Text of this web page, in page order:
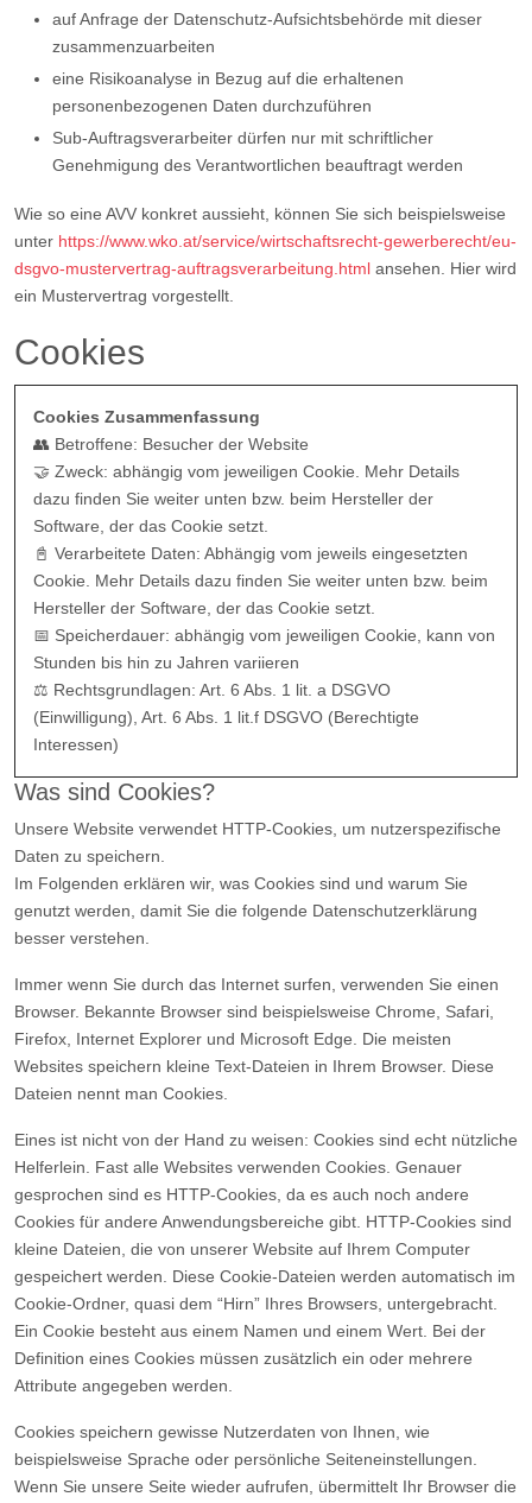
auf Anfrage der Datenschutz-Aufsichtsbehörde mit dieser
zusammenzuarbeiten
eine Risikoanalyse in Bezug auf die erhaltenen
personenbezogenen Daten durchzuführen
Sub-Auftragsverarbeiter dürfen nur mit schriftlicher
Genehmigung des Verantwortlichen beauftragt werden
Wie so eine AVV konkret aussieht, können Sie sich beispielsweise
unter https://www.wko.at/service/wirtschaftsrecht-gewerberecht/eu-
dsgvo-mustervertrag-auftragsverarbeitung.html ansehen. Hier wird
ein Mustervertrag vorgestellt.
Cookies
Cookies Zusammenfassung
👥 Betroffene: Besucher der Website
🤝 Zweck: abhängig vom jeweiligen Cookie. Mehr Details
dazu finden Sie weiter unten bzw. beim Hersteller der
Software, der das Cookie setzt.
📓 Verarbeitete Daten: Abhängig vom jeweils eingesetzten
Cookie. Mehr Details dazu finden Sie weiter unten bzw. beim
Hersteller der Software, der das Cookie setzt.
📅 Speicherdauer: abhängig vom jeweiligen Cookie, kann von
Stunden bis hin zu Jahren variieren
⚖️ Rechtsgrundlagen: Art. 6 Abs. 1 lit. a DSGVO
(Einwilligung), Art. 6 Abs. 1 lit.f DSGVO (Berechtigte
Interessen)
Was sind Cookies?
Unsere Website verwendet HTTP-Cookies, um nutzerspezifische
Daten zu speichern.
Im Folgenden erklären wir, was Cookies sind und warum Sie
genutzt werden, damit Sie die folgende Datenschutzerklärung
besser verstehen.
Immer wenn Sie durch das Internet surfen, verwenden Sie einen
Browser. Bekannte Browser sind beispielsweise Chrome, Safari,
Firefox, Internet Explorer und Microsoft Edge. Die meisten
Websites speichern kleine Text-Dateien in Ihrem Browser. Diese
Dateien nennt man Cookies.
Eines ist nicht von der Hand zu weisen: Cookies sind echt nützliche
Helferlein. Fast alle Websites verwenden Cookies. Genauer
gesprochen sind es HTTP-Cookies, da es auch noch andere
Cookies für andere Anwendungsbereiche gibt. HTTP-Cookies sind
kleine Dateien, die von unserer Website auf Ihrem Computer
gespeichert werden. Diese Cookie-Dateien werden automatisch im
Cookie-Ordner, quasi dem “Hirn” Ihres Browsers, untergebracht.
Ein Cookie besteht aus einem Namen und einem Wert. Bei der
Definition eines Cookies müssen zusätzlich ein oder mehrere
Attribute angegeben werden.
Cookies speichern gewisse Nutzerdaten von Ihnen, wie
beispielsweise Sprache oder persönliche Seiteneinstellungen.
Wenn Sie unsere Seite wieder aufrufen, übermittelt Ihr Browser die